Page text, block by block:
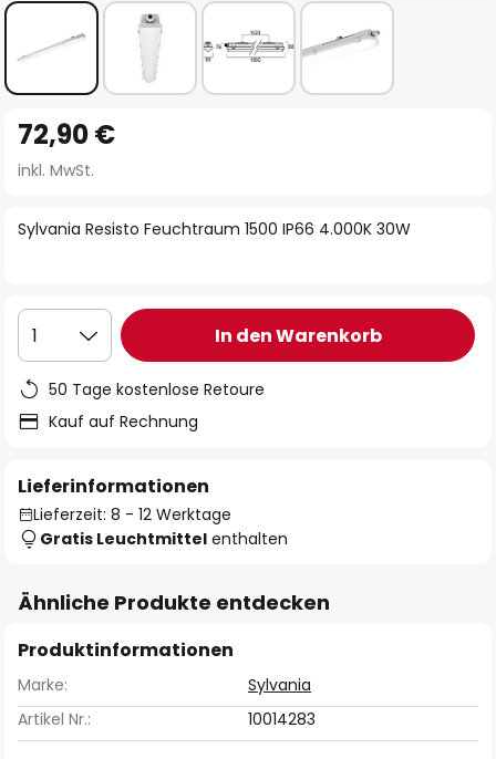
Anfang
der
springen
Sylvania Resisto Feuchtraum 1500 IP66 4.000K 30W
72,90 €
inkl. MwSt.
1 In den Warenkorb
50 Tage kostenlose Retoure
Kauf auf Rechnung
Lieferinformationen
Lieferzeit: 8 - 12 Werktage
Gratis Leuchtmittel enthalten
Ähnliche Produkte entdecken
Produktinformationen
Marke:
Sylvania
Artikel Nr.:
10014283